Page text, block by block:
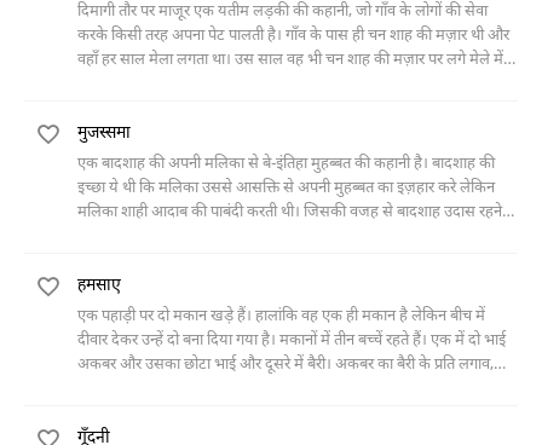
दिमागी तौर पर माजू़र एक यतीम लड़की की कहानी, जो गाँव के लोगों की सेवा
करके किसी तरह अपना पेट पालती है। गाँव के पास ही चन शाह की मज़ार थी और
वहाँ हर साल मेला लगता था। उस साल वह भी चन शाह की मज़ार पर लगे मेले में
बच्चे के साथ फिर से चन शाह की मज़ार पर नमूदार हो गई।
मुजस्समा
एक बादशाह की अपनी मलिका से बे-इंतिहा मुहब्बत की कहानी है। बादशाह की
इच्छा ये थी कि मलिका उससे आसक्ति से अपनी मुहब्बत का इज़हार करे लेकिन
मलिका शाही आदाब की पाबंदी करती थी। जिसकी वजह से बादशाह उदास रहने
अंगों को धीरे धीरे एक एक करके काट डाला लेकिन बादशाह की तल्लीनता में कोई
फ़र्क़ न आया। एक दिन मलिका ने मूर्ति के टुकड़े टुकड़े कर दिए और बादशाह के
क़दमों में गिर पड़ी।
हमसाए
एक पहाड़ी पर दो मकान खड़े हैं। हालांकि वह एक ही मकान है लेकिन बीच में
दीवार देकर उन्हें दो बना दिया गया है। मकानों में तीन बच्चें रहते हैं। एक में दो भाई
अकबर और उसका छोटा भाई और दूसरे में बैरी। अकबर का बैरी के प्रति लगाव,
गूँदनी